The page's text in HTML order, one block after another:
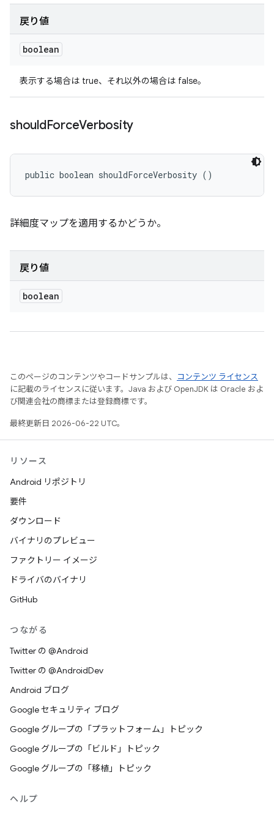
戻り値
boolean
表示する場合は true、それ以外の場合は false。
shouldForceVerbosity
public boolean shouldForceVerbosity ()
詳細度マップを適用するかどうか。
戻り値
boolean
このページのコンテンツやコードサンプルは、
コンテンツ ライセンス
に記載のライセンスに従います。Java および OpenJDK は Oracle およ
び関連会社の商標または登録商標です。
最終更新日 2026-06-22 UTC。
リソース
Android リポジトリ
要件
ダウンロード
バイナリのプレビュー
ファクトリー イメージ
ドライバのバイナリ
GitHub
つながる
Twitter の @Android
Twitter の @AndroidDev
Android ブログ
Google セキュリティ ブログ
Google グループの「プラットフォーム」トピック
Google グループの「ビルド」トピック
Google グループの「移植」トピック
ヘルプ